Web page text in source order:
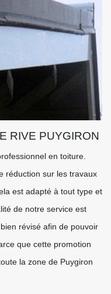
RIVE PUYGIRON
en toiture.
réduction sur les travaux
est adapté à tout type et
de notre service est
révisé afin de pouvoir
que cette promotion
la zone de Puygiron